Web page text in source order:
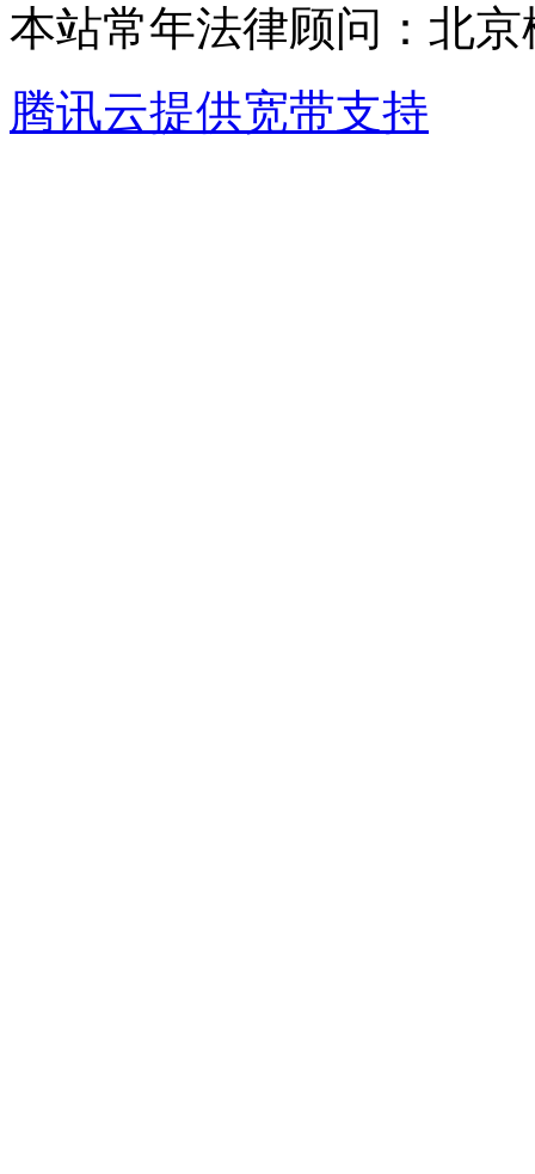
本站常年法律顾问：北
腾讯云提供宽带支持